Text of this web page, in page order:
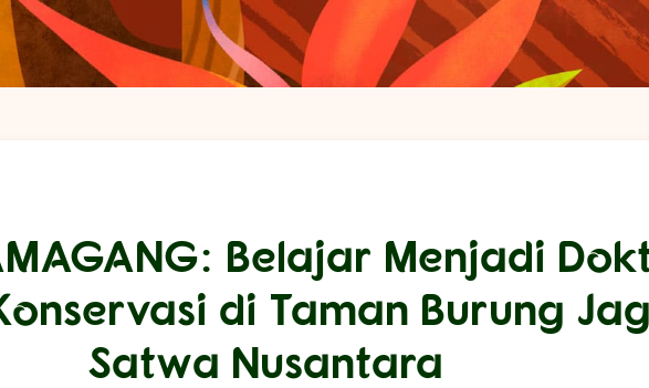
Belajar Menjadi
di Taman Burung
Satwa Nusantara